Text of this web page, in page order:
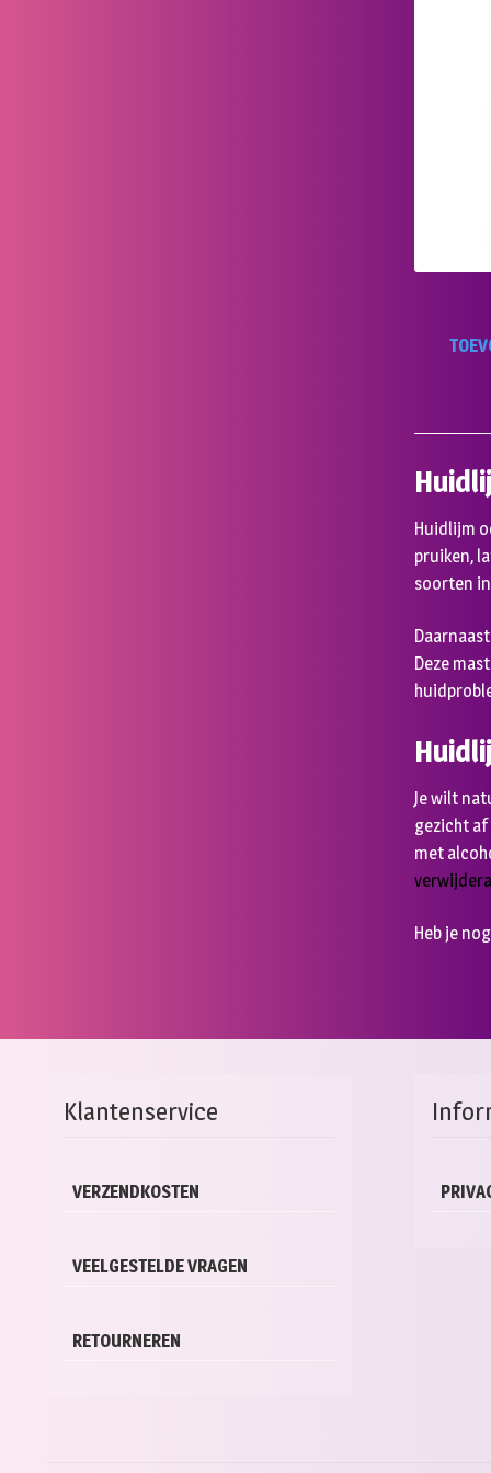
Huidlijm
pruiken,
soorten
Deze
Je wilt
gezicht af
met
Heb je
Klantenservice
VERZENDKOSTEN
VEELGESTELDE VRAGEN
RETOURNEREN